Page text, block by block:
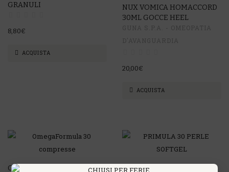
GRANULI
8,80€
ACQUISTA
NUX VOMICA HOMACCORD
30ML GOCCE HEEL
20,00€
ACQUISTA
OMEGAFORMULA 30 PRIMULA 30 PERLE